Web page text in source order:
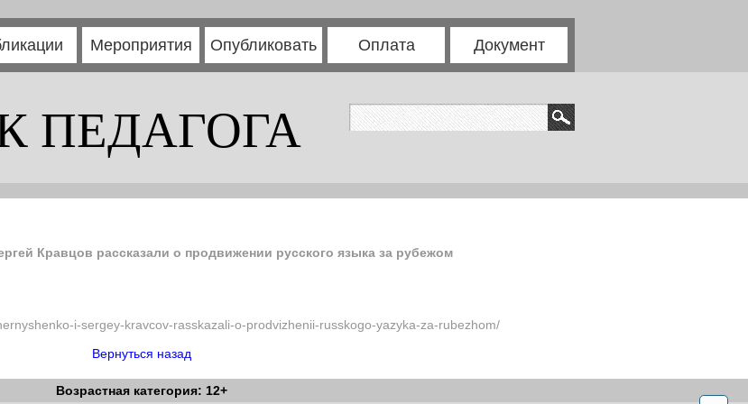
Мероприятия Опубликовать Оплата Документ
ПЕДАГОГА
Кравцов рассказали о продвижении русского языка за рубежом
i-sergey-kravcov-rasskazali-o-prodvizhenii-russkogo-yazyka-za-rubezhom/
Вернуться назад
Возрастная категория: 12+